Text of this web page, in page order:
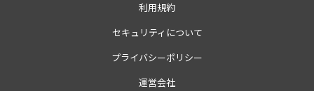
利用規約
セキュリティについて
プライバシーポリシー
運営会社